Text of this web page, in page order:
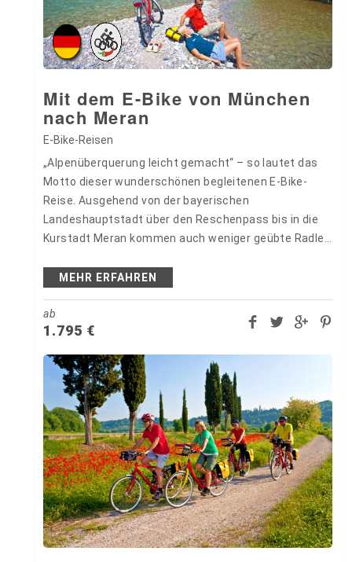
Mit dem E-Bike von München
nach Meran
E-Bike-Reisen
„Alpenüberquerung leicht gemacht“ – so lautet das
Motto dieser wunderschönen begleitenen E-Bike-
Reise. Ausgehend von der bayerischen
Landeshauptstadt über den Reschenpass bis in die
Kurstadt Meran kommen auch weniger geübte Radler
Sie am Weg…
MEHR ERFAHREN
ab
1.795 €